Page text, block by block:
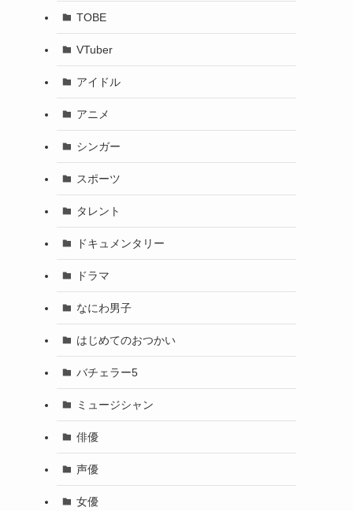
TOBE
VTuber
アイドル
アニメ
シンガー
スポーツ
タレント
ドキュメンタリー
ドラマ
なにわ男子
はじめてのおつかい
バチェラー5
ミュージシャン
俳優
声優
女優